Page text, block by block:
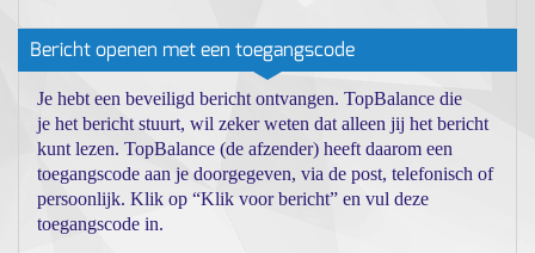
Bericht openen met een toegangscode
Je hebt een beveiligd bericht ontvangen. TopBalance die
je het bericht stuurt, wil zeker weten dat alleen jij het bericht
kunt lezen. TopBalance (de afzender) heeft daarom een
toegangscode aan je doorgegeven, via de post, telefonisch of
persoonlijk. Klik op “Klik voor bericht” en vul deze
toegangscode in.